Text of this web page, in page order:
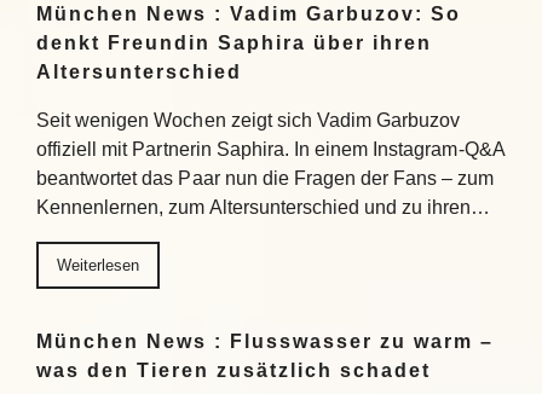
München News : Vadim Garbuzov: So
denkt Freundin Saphira über ihren
Altersunterschied
Seit wenigen Wochen zeigt sich Vadim Garbuzov
offiziell mit Partnerin Saphira. In einem Instagram-Q&A
beantwortet das Paar nun die Fragen der Fans – zum
Kennenlernen, zum Altersunterschied und zu ihren…
Weiterlesen
München News : Flusswasser zu warm –
was den Tieren zusätzlich schadet